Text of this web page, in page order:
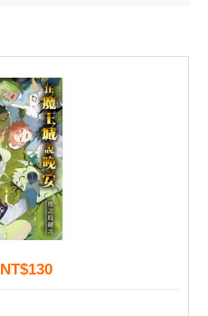
NT$130